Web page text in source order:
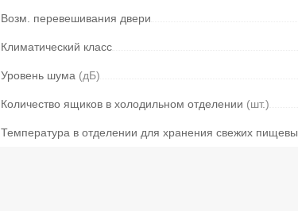
Возм. перевешивания двери
Климатический класс
Уровень шума (дБ)
Количество ящиков в холодильном отделении (шт.)
Температура в отделении для хранения свежих пищевы